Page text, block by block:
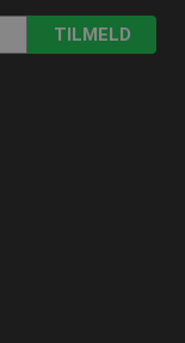
TILMELD